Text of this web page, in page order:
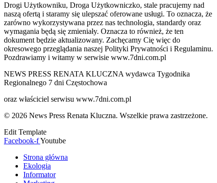
Drogi Użytkowniku, Droga Użytkowniczko, stale pracujemy nad
naszą ofertą i staramy się ulepszać oferowane usługi. To oznacza, że
zarówno wykorzystywana przez nas technologia, standardy oraz
wymagania będą się zmieniały. Oznacza to również, że ten
dokument będzie aktualizowany. Zachęcamy Cię więc do
okresowego przeglądania naszej Polityki Prywatności i Regulaminu.
Pozdrawiamy i witamy w serwisie www.7dni.com.pl
NEWS PRESS RENATA KLUCZNA wydawca Tygodnika
Regionalnego 7 dni Częstochowa
oraz właściciel serwisu www.7dni.com.pl
© 2026 News Press Renata Kluczna. Wszelkie prawa zastrzeżone.
Edit Template
Facebook-fYoutube
Strona główna
Ekologia
Informator